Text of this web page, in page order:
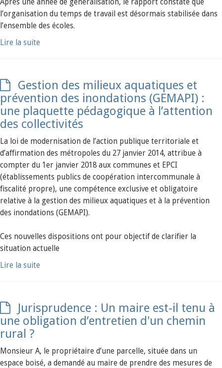
Après une année de généralisation, le rapport constate que
l’organisation du temps de travail est désormais stabilisée dans
l’ensemble des écoles.
Lire la suite
Gestion des milieux aquatiques et
prévention des inondations (GEMAPI) :
une plaquette pédagogique à l’attention
des collectivités
La loi de modernisation de l’action publique territoriale et
d’affirmation des métropoles du 27 janvier 2014, attribue à
compter du 1er janvier 2018 aux communes et EPCI
(établissements publics de coopération intercommunale à
fiscalité propre), une compétence exclusive et obligatoire
relative à la gestion des milieux aquatiques et à la prévention
des inondations (GEMAPI).
Ces nouvelles dispositions ont pour objectif de clarifier la
situation actuelle
Lire la suite
Jurisprudence : Un maire est-il tenu à
une obligation d’entretien d'un chemin
rural ?
Monsieur A, le propriétaire d’une parcelle, située dans un
espace boisé, a demandé au maire de prendre des mesures de